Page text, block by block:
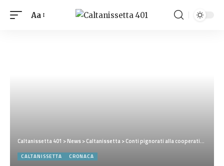
Aa
Caltanissetta 401 >News>Caltanissetta>Conti pignorati alla cooperativa Etnos di Caltanissetta nonostante debito saldato. La denuncia di Fabio Ruvolo
CALTANISSETTA CRONACA